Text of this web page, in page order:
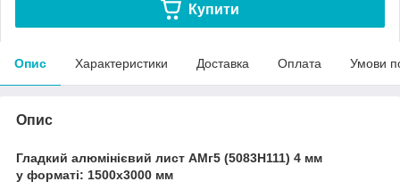
Купити
Опис Характеристики Доставка Оплата Умови
Опис
Гладкий алюмінієвий лист АМг5 (5083Н111) 4 мм
у форматі: 1500х3000 мм